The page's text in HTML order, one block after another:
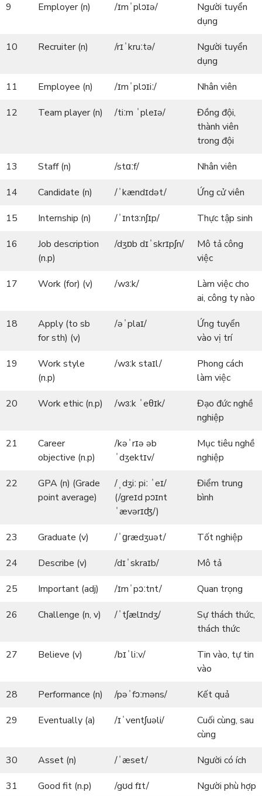
9
Employer (n) /ɪmˈplɔɪə/
Người tuyển
dụng
10
Recruiter (n) /rɪˈkruːtə/
Người tuyển
dụng
11
Employee (n) /ɪmˈplɔɪiː/
Nhân viên
12
Team player (n) /tiːm ˈpleɪə/
Đồng đội,
thành viên
trong đội
13
Staff (n) /stɑːf/
Nhân viên
14
Candidate (n) /ˈkændɪdət/
Ứng cử viên
15
Internship (n) /ˈɪntɜːnʃɪp/
Thực tập sinh
16
Job description
(n.p)
/dʒɒb dɪˈskrɪpʃn/
Mô tả công
việc
17
Work (for) (v) /wɜːk/
Làm việc cho
ai, công ty nào
18
Apply (to sb
for sth) (v)
/əˈplaɪ/
Ứng tuyển
vào vị trí
19
Work style
(n.p)
/wɜːk staɪl/
Phong cách
làm việc
20
Work ethic (n.p) /wɜːk ˈeθɪk/
Đạo đức nghề
nghiệp
21
Career
objective (n.p)
/kəˈrɪə əb
ˈdʒektɪv/
Mục tiêu nghề
nghiệp
22
GPA (n) (Grade
point average)
/ˌdʒiː piː ˈeɪ/
(/greɪd pɔɪnt
ˈævərɪʤ/)
Điểm trung
bình
23 Graduate (v) /ˈɡrædʒuət/
Tốt nghiệp
24
Describe (v) /dɪˈskraɪb/
Mô tả
25
Important (adj) /ɪmˈpɔːtnt/
Quan trọng
26
Challenge (n, v) /ˈtʃælɪndʒ/
Sự thách thức,
thách thức
27
Believe (v) /bɪˈliːv/
Tin vào, tự tin
vào
28
Performance (n) /pəˈfɔːməns/
Kết quả
29
Eventually (a) /ɪˈventʃuəli/
Cuối cùng, sau
cùng
30
Asset (n) /ˈæset/
Người có ích
31
Good fit (n.p) /gʊd fɪt/
Người phù hợp